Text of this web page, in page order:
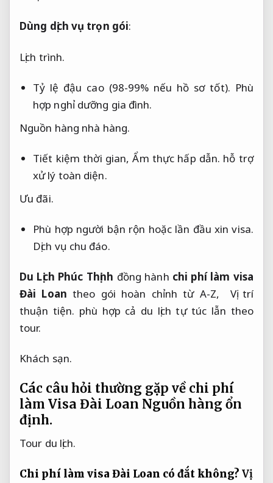
Dùng dịch vụ trọn gói:
Lịch trình.
Tỷ lệ đậu cao (98-99% nếu hồ sơ tốt). Phù
hợp nghỉ dưỡng gia đình.
Nguồn hàng nhà hàng.
Tiết kiệm thời gian,Ẩm thực hấp dẫn. hỗ trợ
xử lý toàn diện.
Ưu đãi.
Phù hợp người bận rộn hoặc lần đầu xin visa.
Dịch vụ chu đáo.
Du Lịch Phúc Thịnh đồng hành chi phí làm visa
Đài Loan theo gói hoàn chỉnh từ A-Z, Vị trí
thuận tiện. phù hợp cả du lịch tự túc lẫn theo
tour.
Khách sạn.
Các câu hỏi thường gặp về chi phí
làm Visa Đài Loan Nguồn hàng ổn
định.
Tour du lịch.
Chi phí làm visa Đài Loan có đắt không? Vị